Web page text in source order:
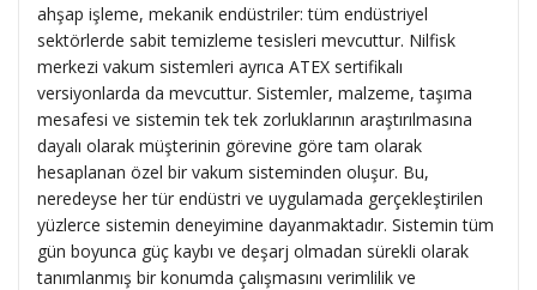
ahşap işleme, mekanik endüstriler: tüm endüstriyel
sektörlerde sabit temizleme tesisleri mevcuttur. Nilfisk
merkezi vakum sistemleri ayrıca ATEX sertifikalı
versiyonlarda da mevcuttur. Sistemler, malzeme, taşıma
mesafesi ve sistemin tek tek zorluklarının araştırılmasına
dayalı olarak müşterinin görevine göre tam olarak
hesaplanan özel bir vakum sisteminden oluşur. Bu,
neredeyse her tür endüstri ve uygulamada gerçekleştirilen
yüzlerce sistemin deneyimine dayanmaktadır. Sistemin tüm
gün boyunca güç kaybı ve deşarj olmadan sürekli olarak
tanımlanmış bir konumda çalışmasını verimlilik ve